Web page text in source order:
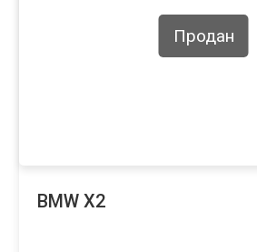
Продан
BMW X2